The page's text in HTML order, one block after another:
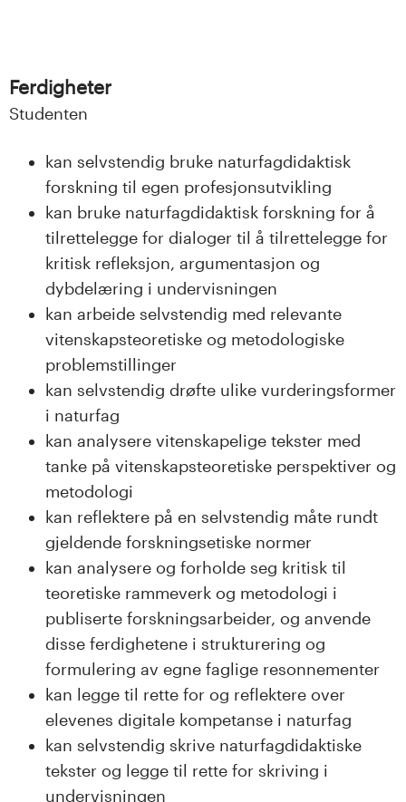
Ferdigheter
Studenten
kan selvstendig bruke naturfagdidaktisk
forskning til egen profesjonsutvikling
kan bruke naturfagdidaktisk forskning for å
tilrettelegge for dialoger til å tilrettelegge for
kritisk refleksjon, argumentasjon og
dybdelæring i undervisningen
kan arbeide selvstendig med relevante
vitenskapsteoretiske og metodologiske
problemstillinger
kan selvstendig drøfte ulike vurderingsformer
i naturfag
kan analysere vitenskapelige tekster med
tanke på vitenskapsteoretiske perspektiver og
metodologi
kan reflektere på en selvstendig måte rundt
gjeldende forskningsetiske normer
kan analysere og forholde seg kritisk til
teoretiske rammeverk og metodologi i
publiserte forskningsarbeider, og anvende
disse ferdighetene i strukturering og
formulering av egne faglige resonnementer
kan legge til rette for og reflektere over
elevenes digitale kompetanse i naturfag
kan selvstendig skrive naturfagdidaktiske
tekster og legge til rette for skriving i
undervisningen